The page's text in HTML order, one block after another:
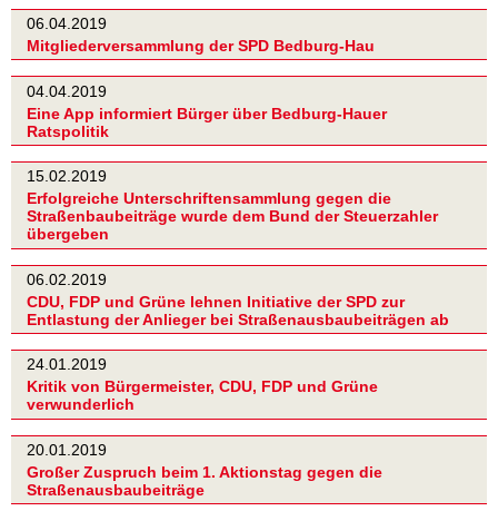
06.04.2019
Mitgliederversammlung der SPD Bedburg-Hau
04.04.2019
Eine App informiert Bürger über Bedburg-Hauer
Ratspolitik
15.02.2019
Erfolgreiche Unterschriftensammlung gegen die
Straßenbaubeiträge wurde dem Bund der Steuerzahler
übergeben
06.02.2019
CDU, FDP und Grüne lehnen Initiative der SPD zur
Entlastung der Anlieger bei Straßenausbaubeiträgen ab
24.01.2019
Kritik von Bürgermeister, CDU, FDP und Grüne
verwunderlich
20.01.2019
Großer Zuspruch beim 1. Aktionstag gegen die
Straßenausbaubeiträge